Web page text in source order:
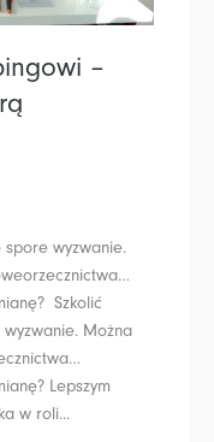
–
spore wyzwanie.
Szkolić
Można
Lepszym
w roli...